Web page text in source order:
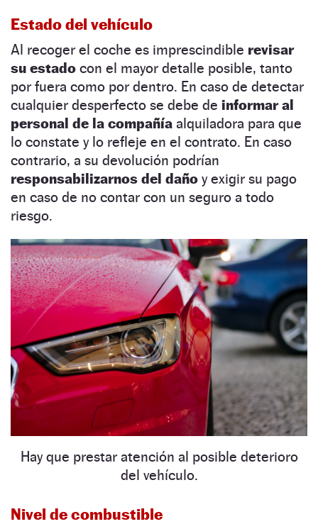
Estado del vehículo
Al recoger el coche es imprescindible revisar
su estado con el mayor detalle posible, tanto
por fuera como por dentro. En caso de detectar
cualquier desperfecto se debe de informar al
personal de la compañía alquiladora para que
lo constate y lo refleje en el contrato. En caso
contrario, a su devolución podrían
responsabilizarnos del daño y exigir su pago
en caso de no contar con un seguro a todo
riesgo.
Hay que prestar atención al posible deterioro
del vehículo.
Nivel de combustible